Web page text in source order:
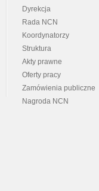
Dyrekcja
Rada NCN
Koordynatorzy
Struktura
Akty prawne
Oferty pracy
Zamówienia publiczne
Nagroda NCN